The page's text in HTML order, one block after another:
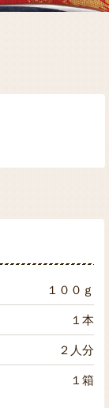
１００ｇ
１本
２人分
１箱